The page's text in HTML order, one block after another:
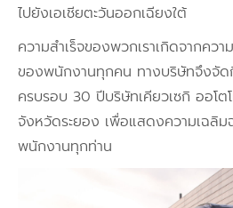
ไปยังเอเชียตะวันออกเฉียงใต้
ความสำเร็จของพวกเราเกิดจากคว
ของพนักงานทุกคน ทางบริษัทจึงจัด
ครบรอบ 30 ปีบริษัทเคียวเซกิ ออโ
จังหวัดระยอง เพื่อแสดงความเฉลิ
พนักงานทุกท่าน